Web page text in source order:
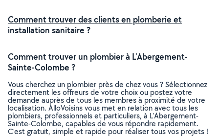
Comment trouver des clients en plomberie et
installation sanitaire ?
Comment trouver un plombier à L'Abergement-
Sainte-Colombe ?
Vous cherchez un plombier près de chez vous ? Sélectionnez
directement les offreurs de votre choix ou postez votre
demande auprès de tous les membres à proximité de votre
localisation. AlloVoisins vous met en relation avec tous les
plombiers, professionnels et particuliers, à L'Abergement-
Sainte-Colombe, capables de vous répondre rapidement.
C’est gratuit, simple et rapide pour réaliser tous vos projets !